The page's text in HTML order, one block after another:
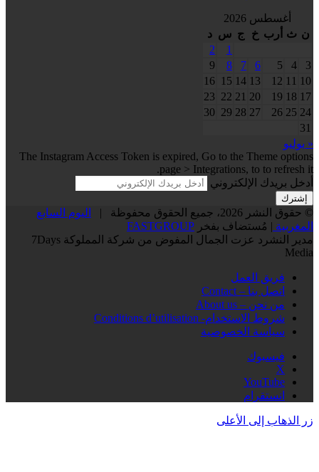
أغسطس 2026
ن ث أرب خ ج س د
1
2
3
4
5
6
7
8
9
10
11
12
13
14
15
16
17
18
19
20
21
22
23
24
25
26
27
28
29
30
31
« يوليو
The Instagram Access Token is expired, Go to the Theme options
page > Integrations, to to refresh it.
أدخل بريدك الإلكتروني
© حقوق النشر 2026، جميع الحقوق محفوظة |
اليوم السابع
المغربية | مُستضاف بفخر FASTGROUP
مدير النشرد عزت الجمال المفوض من شركة المملوكة 7Days
Media
فريق العمل
اتصل بنا – Contact
من نحن – About us
شروط الاستخدام- Conditions d’utilisation
سياسة الخصوصية
فيسبوك
‫X
‫YouTube
انستقرام
زر الذهاب إلى الأعلى